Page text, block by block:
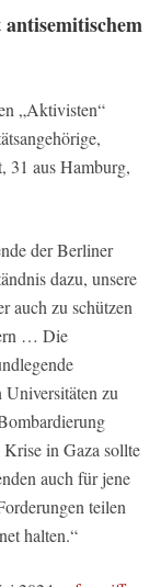
„Aktivisten“
31 aus Hamburg,
der Berliner
dazu, unsere
auch zu schützen
… Die
Universitäten zu
in Gaza sollte
auch für jene
teilen
halten.“